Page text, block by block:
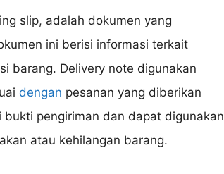
slip, adalah dokumen yang
ini berisi informasi terkait
barang. Delivery note digunakan
dengan pesanan yang diberikan
pengiriman dan dapat digunakan
atau kehilangan barang.